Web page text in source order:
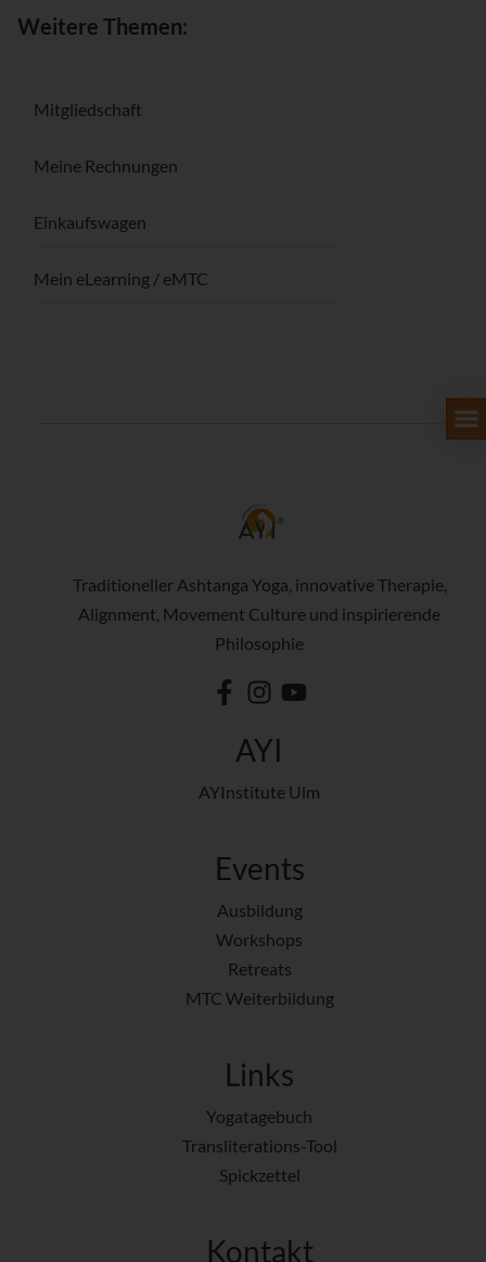
Weitere Themen:
Mitgliedschaft
Meine Rechnungen
Einkaufswagen
Mein eLearning / eMTC
Traditioneller Ashtanga Yoga, innovative Therapie,
Alignment, Movement Culture und inspirierende
Philosophie
AYI
AYInstitute Ulm
Events
Ausbildung
Workshops
Retreats
MTC Weiterbildung
Links
Yogatagebuch
Transliterations-Tool
Spickzettel
Kontakt